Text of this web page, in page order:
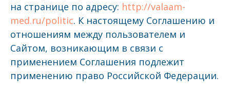
на странице по адресу: http://valaam-
med.ru/politic. К настоящему Соглашению и
отношениям между пользователем и
Сайтом, возникающим в связи с
применением Соглашения подлежит
применению право Российской Федерации.